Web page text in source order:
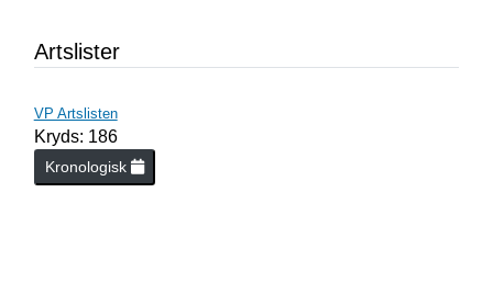
Artslister
VP Artslisten
Kryds: 186
Kronologisk